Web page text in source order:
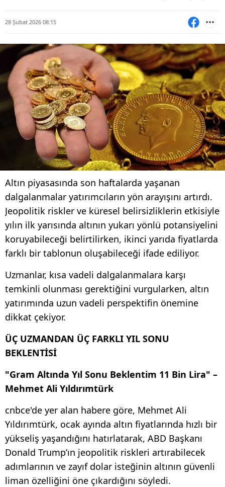
28 Şubat 2026 08:15
Altın piyasasında son haftalarda yaşanan
dalgalanmalar yatırımcıların yön arayışını artırdı.
Jeopolitik riskler ve küresel belirsizliklerin etkisiyle
yılın ilk yarısında altının yukarı yönlü potansiyelini
koruyabileceği belirtilirken, ikinci yarıda fiyatlarda
farklı bir tablonun oluşabileceği ifade ediliyor.
Uzmanlar, kısa vadeli dalgalanmalara karşı
temkinli olunması gerektiğini vurgularken, altın
yatırımında uzun vadeli perspektifin önemine
dikkat çekiyor.
ÜÇ UZMANDAN ÜÇ FARKLI YIL SONU
BEKLENTİSİ
"Gram Altında Yıl Sonu Beklentim 11 Bin Lira" –
Mehmet Ali Yıldırımtürk
cnbce'de yer alan habere göre, Mehmet Ali
Yıldırımtürk, ocak ayında altın fiyatlarında hızlı bir
yükseliş yaşandığını hatırlatarak, ABD Başkanı
Donald Trump’ın jeopolitik riskleri artırabilecek
adımlarının ve zayıf dolar isteğinin altının güvenli
liman özelliğini öne çıkardığını söyledi.